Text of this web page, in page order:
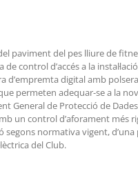
NOSALTRES!
paviment del pes lliure de
de control d’accés a la
d’empremta digital amb
permeten adequar-se a la
General de Protecció de
un control d’aforament més
segons normativa vigent, d’una
del Club.